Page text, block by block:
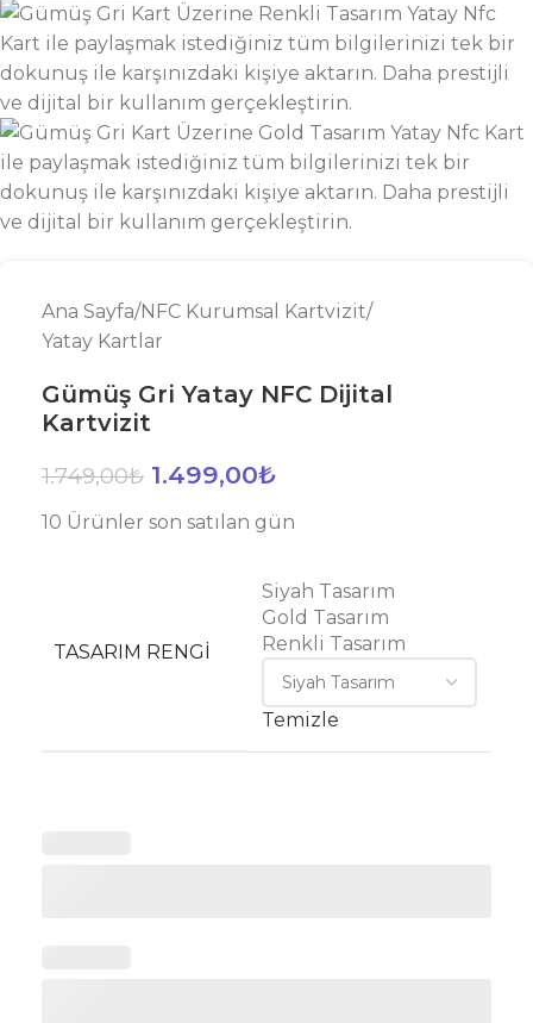
Ana Sayfa/NFC Kurumsal Kartvizit/
Yatay Kartlar
Gümüş Gri Yatay NFC Dijital
Kartvizit
1.749,00₺ 1.499,00₺
10 Ürünler son satılan gün
TASARIM RENGI
Siyah Tasarım
Gold Tasarım
Renkli Tasarım
Temizle